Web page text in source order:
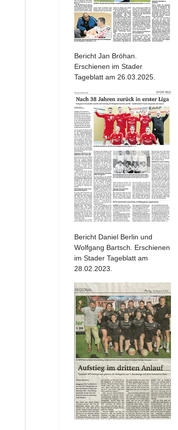
Bericht Jan Bröhan.
Erschienen im Stader
Tageblatt am 26.03.2025.
Bericht Daniel Berlin und
Wolfgang Bartsch. Erschienen
im Stader Tageblatt am
28.02.2023.